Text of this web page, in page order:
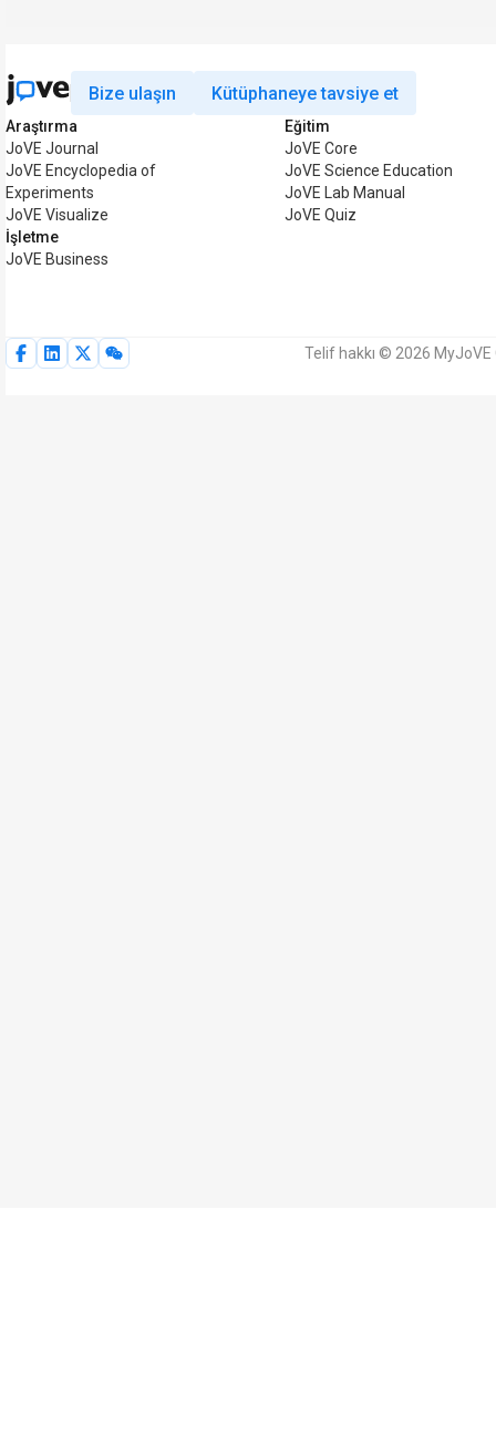
Bize ulaşın Kütüphaneye tavsiye et
Araştırma
JoVE Journal
JoVE Encyclopedia of
Experiments
JoVE Visualize
İşletme
JoVE Business
Eğitim
JoVE Core
JoVE Science Education
JoVE Lab Manual
JoVE Quiz
Telif hakkı © 2026 MyJoVE